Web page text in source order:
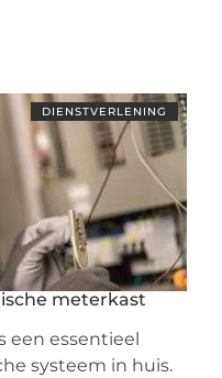
DIENSTVERLENING
meterkast
een essentieel
systeem in huis.